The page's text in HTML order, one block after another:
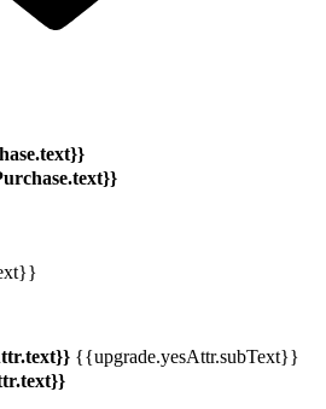
{{upgrade.yesAttr.subText}}